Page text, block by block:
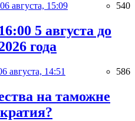
06 августа, 15:09 540
5 августа до
года
августа, 14:51 586
на таможне